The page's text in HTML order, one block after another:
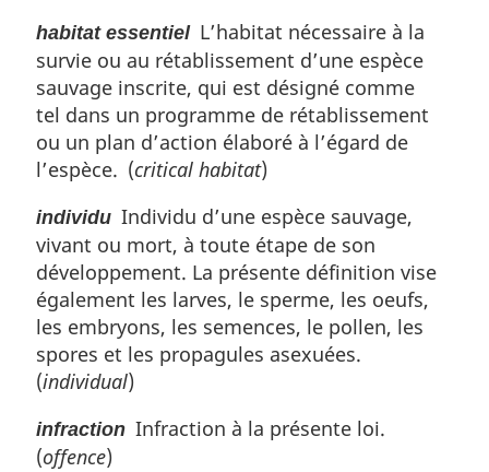
habitat essentielL’habitat nécessaire à la
survie ou au rétablissement d’une espèce
sauvage inscrite, qui est désigné comme
tel dans un programme de rétablissement
ou un plan d’action élaboré à l’égard de
l’espèce. (critical habitat)
individu Individu d’une espèce sauvage,
vivant ou mort, à toute étape de son
développement. La présente définition vise
également les larves, le sperme, les oeufs,
les embryons, les semences, le pollen, les
spores et les propagules asexuées.
(individual)
infraction Infraction à la présente loi.
(offence)